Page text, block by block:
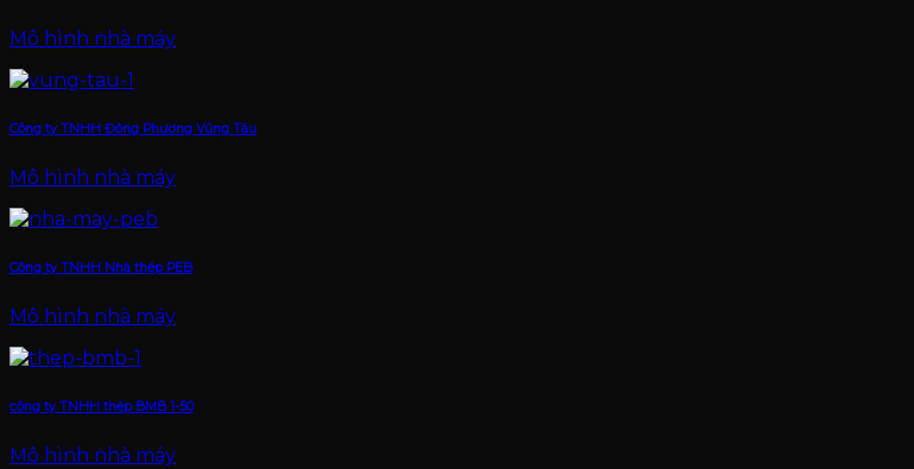
Mô hình nhà máy
Công ty TNHH Đông Phương Vũng Tàu
Mô hình nhà máy
Công ty TNHH Nhà thép PEB
Mô hình nhà máy
công ty TNHH thép BMB 1-50
Mô hình nhà máy